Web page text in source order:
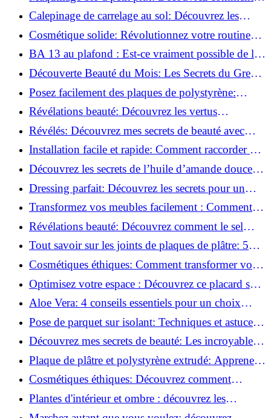
s'équiper pour moins de 50€!
Calepinage de carrelage au sol: Découvrez les
astuces incontournables!
Cosmétique solide: Révolutionnez votre routine
beauté pour zéro déchet!
BA 13 au plafond : Est-ce vraiment possible de les
coller ?
Découverte Beauté du Mois: Les Secrets du Green
Glamour !
Posez facilement des plaques de polystyrène:
Transformez votre plafond sans effort !
Révélations beauté: Découvrez les vertus
insoupçonnées de l'huile de coco!
Révélés: Découvrez mes secrets de beauté avec
l'huile de ricin!
Installation facile et rapide: Comment raccorder un
luminaire au plafond!
Découvrez les secrets de l’huile d’amande douce :
Pourquoi vous devez l'adopter!
Dressing parfait: Découvrez les secrets pour un
rangement optimal!
Transformez vos meubles facilement : Comment
installer des roulettes en un clin d'œil !
Révélations beauté: Découvrez comment le sel
transforme votre routine!
Tout savoir sur les joints de plaques de plâtre: 5
questions clés pour comprendre les fissures!
Cosmétiques éthiques: Comment transformer votre
routine beauté!
Optimisez votre espace : Découvrez ce placard sous
rampant à portes coulissantes!
Aloe Vera: 4 conseils essentiels pour un choix
parfait!
Pose de parquet sur isolant: Techniques et astuces
pour un sol parfait!
Découvrez mes secrets de beauté: Les incroyables
vertus du raisin!
Plaque de plâtre et polystyrène extrudé: Apprenez
à les coller efficacement!
Cosmétiques éthiques: Découvrez comment
transformer votre routine beauté!
Plantes d'intérieur et ombre : découvrez les
meilleures pour votre maison !